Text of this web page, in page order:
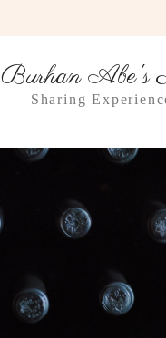
Burhan Abe's
Sharing